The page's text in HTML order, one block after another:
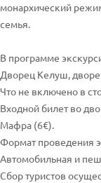
монархический
семья.
В программе
Дворец Келуш,
Что не включено в
Входной билет во
Мафра (6€).
Формат проведения
Автомобильная и
Сбор туристов